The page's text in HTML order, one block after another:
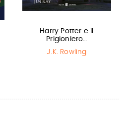
Harry Potter e il
Prigioniero…
J.K. Rowling